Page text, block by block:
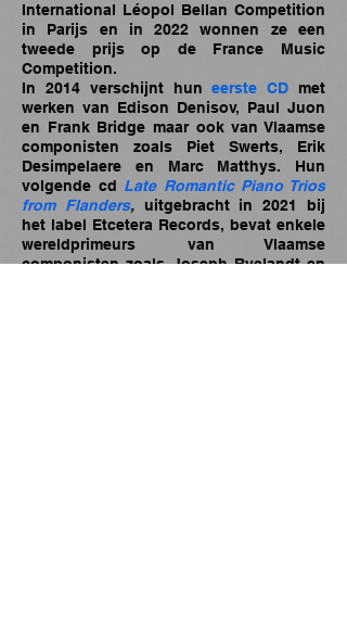
International Léopol Bellan Competition
in Parijs en in 2022 wonnen ze een
tweede prijs op de France Music
Competition.
In 2014 verschijnt huneerste CD met
werken van Edison Denisov, Paul Juon
en Frank Bridge maar ook van Vlaamse
componisten zoals Piet Swerts, Erik
Desimpelaere en Marc Matthys. Hun
volgende cd Late Romantic Piano Trios
from Flanders, uitgebracht in 2021 bij
het label Etcetera Records, bevat enkele
wereldprimeurs van Vlaamse
componisten zoals Joseph Ryelandt en